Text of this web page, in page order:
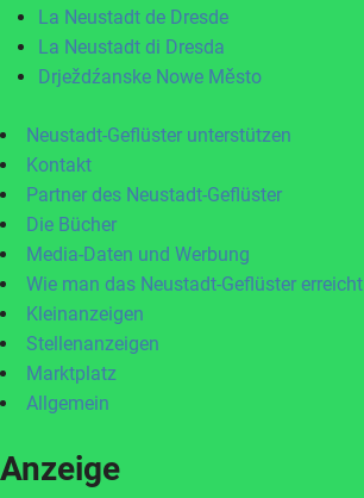
La Neustadt de Dresde
La Neustadt di Dresda
Drježdźanske Nowe Město
Neustadt-Geflüster unterstützen
Kontakt
Partner des Neustadt-Geflüster
Die Bücher
Media-Daten und Werbung
Wie man das Neustadt-Geflüster erreicht
Kleinanzeigen
Stellenanzeigen
Marktplatz
Allgemein
Anzeige